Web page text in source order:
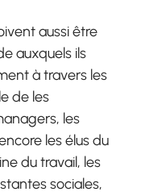
aussi être
auxquels ils
à travers les
de les
les
les élus du
du travail, les
sociales,